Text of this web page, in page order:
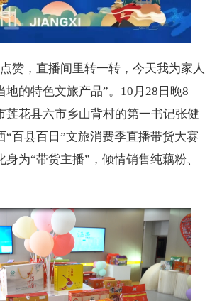
赞，直播间里转一转，今天我为家人
地的特色文旅产品”。10月28日晚8
莲花县六市乡山背村的第一书记张健
“百县百日”文旅消费季直播带货大赛
为“带货主播”，倾情销售纯藕粉、